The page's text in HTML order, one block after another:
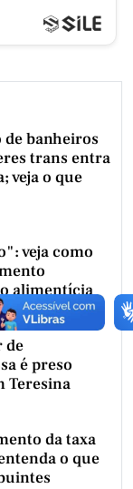
banheiros
trans entra
veja o que
veja como
alimentícia
de
é preso
Teresina
da taxa
o que